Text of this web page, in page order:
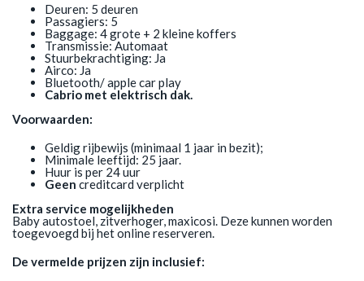
Deuren: 5 deuren
Passagiers: 5
Baggage: 4 grote + 2 kleine koffers
Transmissie: Automaat
Stuurbekrachtiging: Ja
Airco: Ja
Bluetooth/ apple car play
Cabrio met elektrisch dak.
Voorwaarden:
Geldig rijbewijs (minimaal 1 jaar in bezit);
Minimale leeftijd: 25 jaar.
Huur is per 24 uur
Geen creditcard verplicht
Extra service mogelijkheden
Baby autostoel, zitverhoger, maxicosi. Deze kunnen worden
toegevoegd bij het online reserveren.
De vermelde prijzen zijn inclusief: